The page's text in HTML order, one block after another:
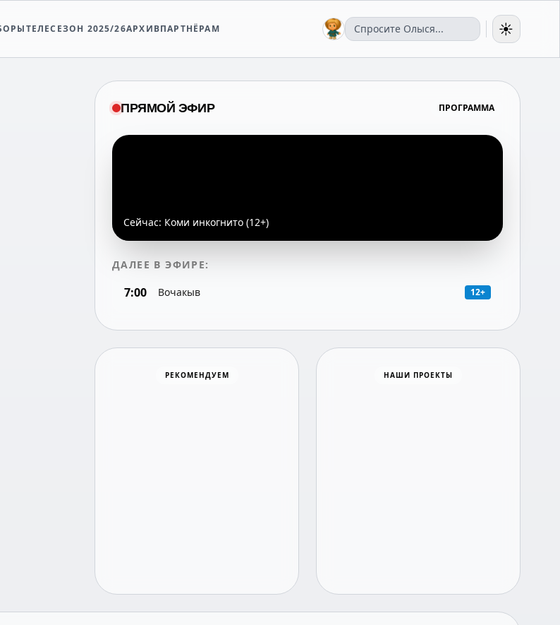
ТЕЛЕСЕЗОН 2025/26АРХИВПАРТНЁРАМ ☀️
ПРЯМОЙ ЭФИР ПРОГРАММА
Сейчас: Коми инкогнито (12+)
ДАЛЕЕ В ЭФИРЕ:
7:00 Вочакыв 12+
РЕКОМЕНДУЕМ
Хоккей
НАШИ ПРОЕКТЫ
Время новостей